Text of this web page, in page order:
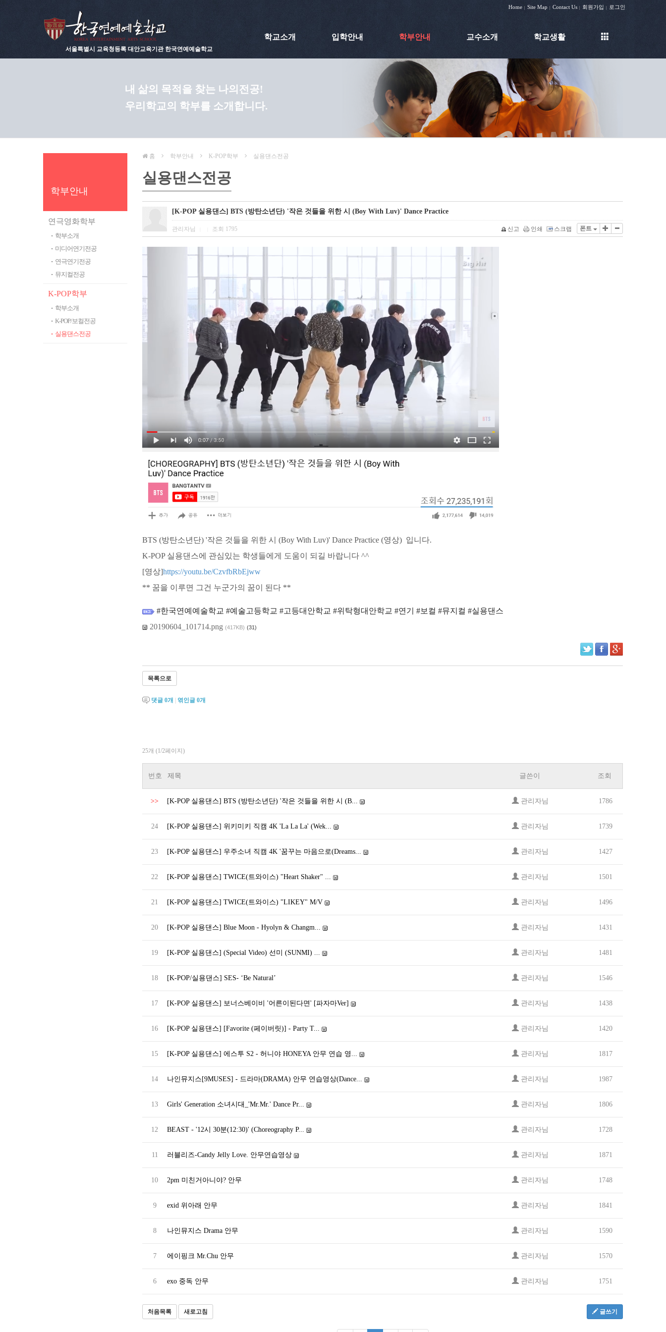
학교소개 입학안내 학부안내 교수소개 학교생활
서울특별시 교육청등록 대안교육기관 한국연예예술학교
Home Site Map Contact Us 회원가입 로그인
내 삶의 목적을 찾는 나의전공!
우리학교의 학부를 소개합니다.
학부안내
연극영화학부
학부소개
미디어연기전공
연극연기전공
뮤지컬전공
K-POP학부
학부소개
K-POP/보컬전공
실용댄스전공
홈 학부안내 K-POP학부 실용댄스전공
실용댄스전공
[K-POP 실용댄스] BTS (방탄소년단) '작은 것들을 위한 시 (Boy With Luv)' Dance Practice
관리자님 조회 1795 폰트
신고 인쇄 스크랩
BTS (방탄소년단) '작은 것들을 위한 시 (Boy With Luv)' Dance Practice (영상) 입니다.
K-POP 실용댄스에 관심있는 학생들에게 도움이 되길 바랍니다 ^^
[영상]https://youtu.be/CzvfbRbEjww
** 꿈을 이루면 그건 누군가의 꿈이 된다 **
#한국연예예술학교 #예술고등학교 #고등대안학교 #위탁형대안학교 #연기 #보컬 #뮤지컬 #실용댄스
20190604_101714.png (417KB) (31)
목록으로
댓글 0개 엮인글 0개
25개 (1/2페이지)
번호 제목 글쓴이 조회
>> [K-POP 실용댄스] BTS (방탄소년단) '작은 것들을 위한 시 (B... 관리자님 1786
24 [K-POP 실용댄스] 위키미키 직캠 4K 'La La La' (Wek... 관리자님 1739
23 [K-POP 실용댄스] 우주소녀 직캠 4K '꿈꾸는 마음으로(Dreams... 관리자님 1427
22 [K-POP 실용댄스] TWICE(트와이스) "Heart Shaker" ... 관리자님 1501
21 [K-POP 실용댄스] TWICE(트와이스) "LIKEY" M/V 관리자님 1496
20 [K-POP 실용댄스] Blue Moon - Hyolyn & Changm... 관리자님 1431
19 [K-POP 실용댄스] (Special Video) 선미 (SUNMI) ... 관리자님 1481
18 [K-POP/실용댄스] SES- ‘Be Natural’ 관리자님 1546
17 [K-POP 실용댄스] 보너스베이비 '어른이된다면' [파자마Ver] 관리자님 1438
16 [K-POP 실용댄스] [Favorite (페이버릿)] - Party T... 관리자님 1420
15 [K-POP 실용댄스] 에스투 S2 - 허니야 HONEYA 안무 연습 영... 관리자님 1817
14 나인뮤지스[9MUSES] - 드라마(DRAMA) 안무 연습영상(Dance... 관리자님 1987
13 Girls' Generation 소녀시대_'Mr.Mr.' Dance Pr... 관리자님 1806
12 BEAST - '12시 30분(12:30)' (Choreography P... 관리자님 1728
11 러블리즈-Candy Jelly Love. 안무연습영상 관리자님 1871
10 2pm 미친거아니야? 안무 관리자님 1748
9 exid 위아래 안무 관리자님 1841
8 나인뮤지스 Drama 안무 관리자님 1590
7 에이핑크 Mr.Chu 안무 관리자님 1570
6 exo 중독 안무 관리자님 1751
처음목록 새로고침 글쓰기